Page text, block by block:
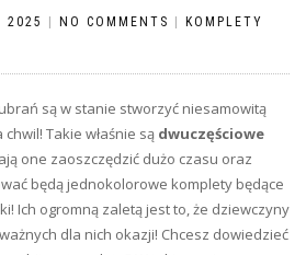
2025 | NO COMMENTS | KOMPLETY
są w stanie stworzyć niesamowitą
Takie właśnie są dwuczęściowe
one zaoszczędzić dużo czasu oraz
będą jednokolorowe komplety będące
Ich ogromną zaletą jest to, że dziewczyny
dla nich okazji! Chcesz dowiedzieć